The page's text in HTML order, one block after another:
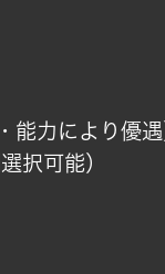
能力により優
択可能）